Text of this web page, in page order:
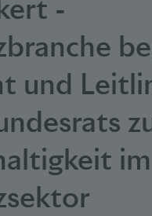
-
und
im